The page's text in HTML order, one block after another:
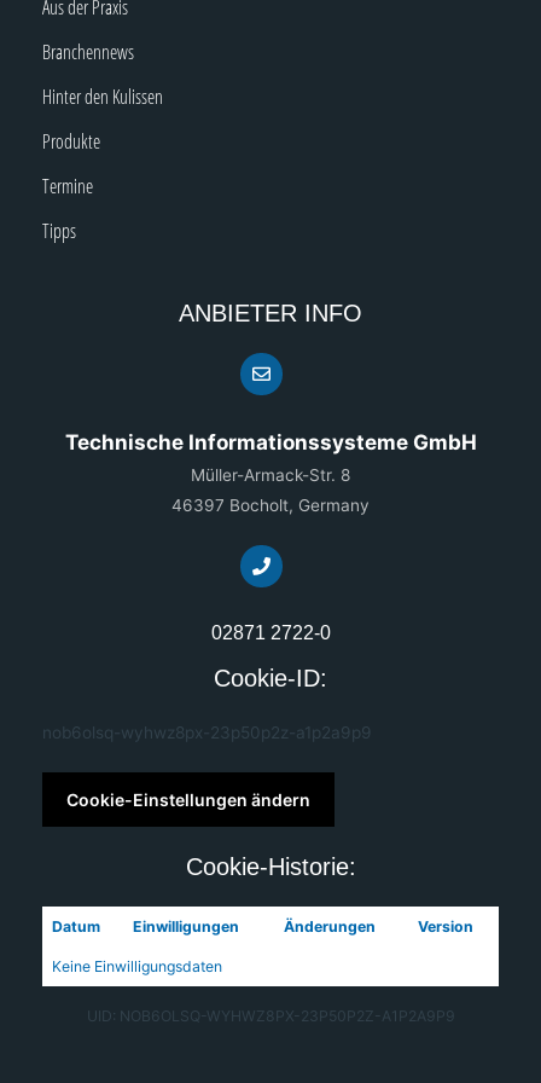
Aus der Praxis
Branchennews
Hinter den Kulissen
Produkte
Termine
Tipps
ANBIETER INFO
Technische Informationssysteme GmbH
Müller-Armack-Str. 8
46397 Bocholt, Germany
02871 2722-0
Cookie-ID:
nob6olsq-wyhwz8px-23p50p2z-a1p2a9p9
Cookie-Einstellungen ändern
Cookie-Historie:
Datum Einwilligungen Änderungen Version
Keine Einwilligungsdaten
UID: NOB6OLSQ-WYHWZ8PX-23P50P2Z-A1P2A9P9